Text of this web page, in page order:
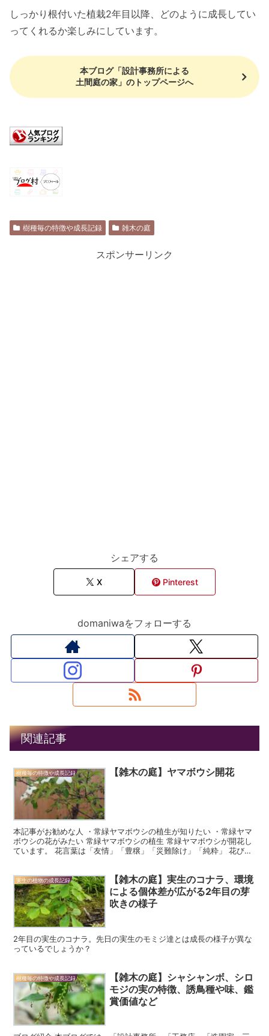
しっかり根付いた植栽2年目以降、どのように成長してい
ってくれるか楽しみにしています。
本ブログ「設計事務所による
土間庭の家」のトップページへ
樹種毎の特徴や成長記録 雑木の庭
スポンサーリンク
シェアする
X Pinterest
domaniwaをフォローする
関連記事
樹種毎の特徴や成長記録 【雑木の庭】ヤマボウシ開花
本記事がお勧めな人 ・常緑ヤマボウシの植生が知りたい ・常緑ヤマ
ボウシの花がみたい 常緑ヤマボウシの植生 常緑ヤマボウシが開花し
ています。 花言葉は「友情」「豊穣」「災難除け」「純粋」 花びら
実生の植物の成長記録
【雑木の庭】実生のコナラ、環境
による個体差が広がる2年目の芽
吹きの様子
2年目の実生のコナラ。先日の実生のモミジ達とは成長の様子が異な
っているでしょうか？
樹種毎の特徴や成長記録
【雑木の庭】シャシャンボ、シロ
モジの実の特徴、誘鳥種や味、鑑
賞価値など